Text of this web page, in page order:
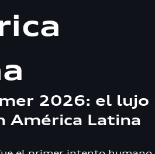
2026: el lujo
América Latina